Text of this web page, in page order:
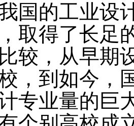
的工业设计
取得了长足
较，从早期
，到如今，
专业量的巨